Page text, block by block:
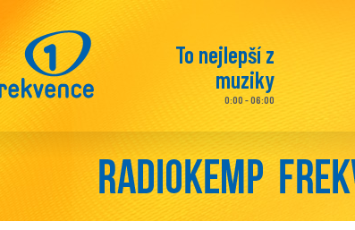
To nejlepší z
muziky
0:00 - 06:00